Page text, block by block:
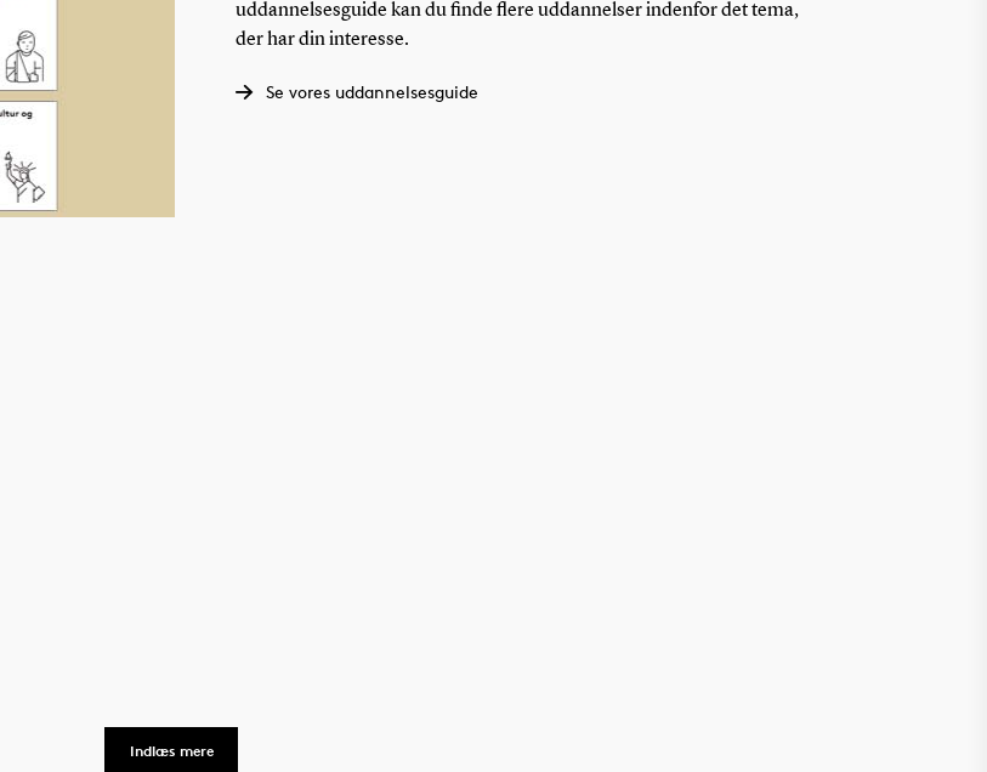
uddannelsesguide kan du finde flere uddannelser indenfor det tema,
der har din interesse.
Se vores uddannelsesguide
Indlæs mere